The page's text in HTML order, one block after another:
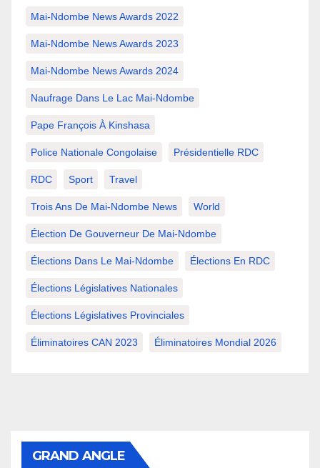
Mai-Ndombe News Awards 2022
Mai-Ndombe News Awards 2023
Mai-Ndombe News Awards 2024
Naufrage Dans Le Lac Mai-Ndombe
Pape François À Kinshasa
Police Nationale Congolaise Présidentielle RDC
RDC Sport Travel
Trois Ans De Mai-Ndombe News World
Élection De Gouverneur De Mai-Ndombe
Élections Dans Le Mai-Ndombe Élections En RDC
Élections Législatives Nationales
Élections Législatives Provinciales
Éliminatoires CAN 2023 Éliminatoires Mondial 2026
GRAND ANGLE